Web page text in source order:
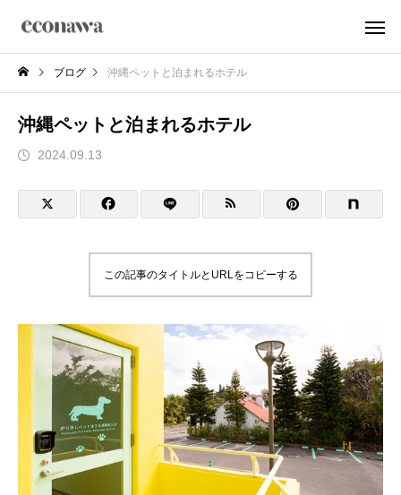
ブログ 沖縄ペットと泊まれるホテル
沖縄ペットと泊まれるホテル
2024.09.13
この記事のタイトルとURLをコピーする